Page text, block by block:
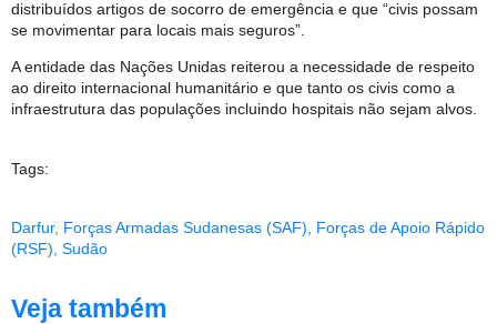
distribuídos artigos de socorro de emergência e que “civis possam
se movimentar para locais mais seguros”.
A entidade das Nações Unidas reiterou a necessidade de respeito
ao direito internacional humanitário e que tanto os civis como a
infraestrutura das populações incluindo hospitais não sejam alvos.
Tags:
Darfur, Forças Armadas Sudanesas (SAF)
Forças de Apoio Rápido
(RSF) Sudão
Veja também